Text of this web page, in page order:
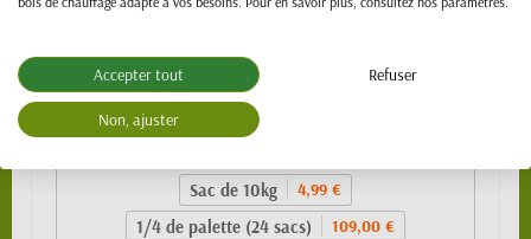
Granulés de bois 100% résineux- BIO PELLET
EnPlus A1 - SAC 10kg
Sac de 10kg 4,99 €
1/4 de palette (24 sacs) 109,00 €
Accepter tout Refuser
Non, ajuster